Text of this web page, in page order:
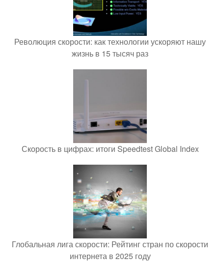
Революция скорости: как технологии ускоряют нашу
жизнь в 15 тысяч раз
Скорость в цифрах: итоги Speedtest Global Index
Глобальная лига скорости: Рейтинг стран по скорости
интернета в 2025 году